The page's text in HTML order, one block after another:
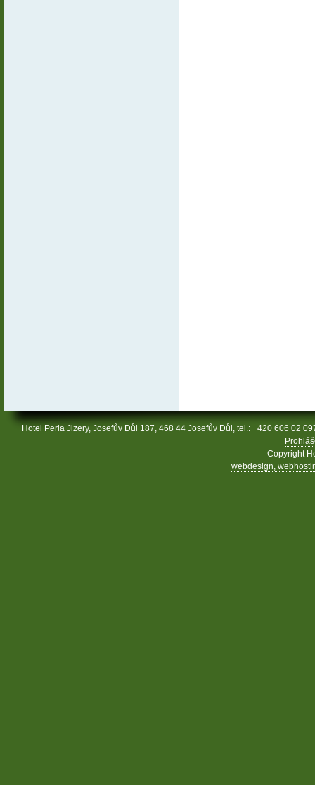
Hotel Perla Jizery, Josefův Důl 187, 468 44 Josefův Důl, tel.: +420 606 02
Copyright
webdesign,